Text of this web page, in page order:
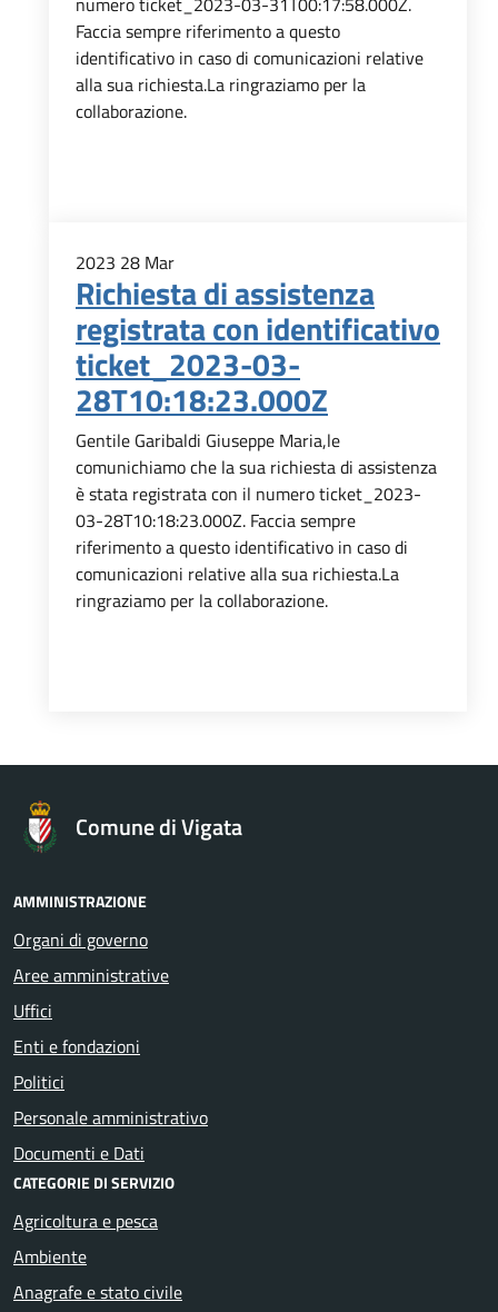
Faccia sempre riferimento a questo
identificativo in caso di comunicazioni relative
alla sua richiesta.La ringraziamo per la
collaborazione.
2023 28 Mar
Richiesta di assistenza
registrata con identificativo
ticket_2023-03-
28T10:18:23.000Z
Gentile Garibaldi Giuseppe Maria,le
comunichiamo che la sua richiesta di assistenza
è stata registrata con il numero ticket_2023-
03-28T10:18:23.000Z. Faccia sempre
riferimento a questo identificativo in caso di
comunicazioni relative alla sua richiesta.La
ringraziamo per la collaborazione.
Comune di Vigata
AMMINISTRAZIONE
Organi di governo
Aree amministrative
Uffici
Enti e fondazioni
Politici
Personale amministrativo
Documenti e Dati
CATEGORIE DI SERVIZIO
Agricoltura e pesca
Ambiente
Anagrafe e stato civile